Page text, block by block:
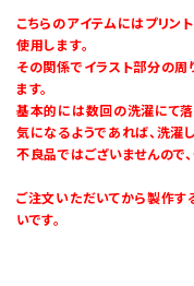
こちらのアイテムにはプリン
使用します。
その関係でイラスト部分の周
ます。
基本的には数回の洗濯にて落
気になるようであれば、洗濯
不良品ではございませんので
ご注文いただいてから製作す
いです。